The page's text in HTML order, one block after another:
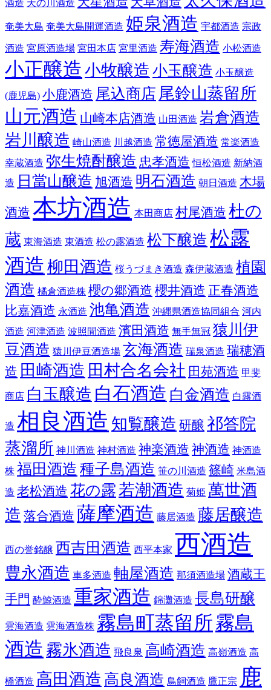
酒造 天の川酒造
奄美大島 奄美大島開運酒造 姫泉酒造 宇都酒造 宗政
酒造 宮原酒造場 宮田本店 宮里酒造 寿海酒造 小松酒造
小正醸造 小牧醸造 小玉醸造 小玉醸造
(鹿児島) 小鹿酒造 尾込商店 尾鈴山蒸留所
山元酒造 山崎本店酒造 山田酒造 岩倉酒造
岩川醸造 崎山酒造 川越酒造 常徳屋酒造 常楽酒造
幸蔵酒造 弥生焼酎醸造 忠孝酒造 恒松酒造 新納酒
造 日當山醸造 旭酒造 明石酒造 朝日酒造 木場
酒造 本坊酒造 本田商店 村尾酒造 杜の
蔵 東海酒造 東酒造 松の露酒造 松下醸造 松露
酒造 柳田酒造 桜うづまき酒造 森伊蔵酒造 植園
酒造 橘倉酒造株 櫻の郷酒造 櫻井酒造 正春酒造
比嘉酒造 永酒造 池亀酒造 沖縄県酒造協同組合 河内
酒造 河津酒造 波照間酒造 濱田酒造 無手無冠 猿川伊
豆酒造 猿川伊豆酒造場 玄海酒造 瑞泉酒造 瑞穂酒
造 田崎酒造 田村合名会社 田苑酒造 甲斐
商店 白玉醸造 白石酒造 白金酒造 白露酒
造 相良酒造 知覧醸造 研醸 祁答院
蒸溜所 神川酒造 神村酒造 神楽酒造 神酒造 神酒造
株 福田酒造 種子島酒造 笹の川酒造 篠崎 米島酒
造 老松酒造 花の露若潮酒造 菊姫 萬世酒
造 落合酒造 薩摩酒造 藤居酒造 藤居醸造
西の誉銘醸 西吉田酒造 西平本家 西酒造
豊永酒造 車多酒造 軸屋酒造 那須酒造場 酒蔵王
手門 酔鯨酒造 重家酒造 錦灘酒造 長島研醸
雲海酒造 雲海酒造株 霧島町蒸留所霧島
酒造 霧氷酒造 飛良泉 高崎酒造 高嶺酒造 高
橋酒造 高田酒造 高良酒造 鳥飼酒造 鷹正宗 鹿